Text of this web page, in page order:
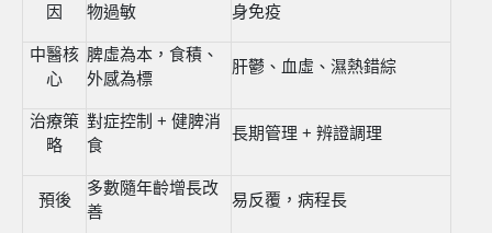
因
物過敏
身免疫
中醫核
心
脾虛為本，食積、
外感為標
肝鬱、血虛、濕熱錯綜
治療策
略
對症控制 + 健脾消
食
長期管理 + 辨證調理
預後
多數隨年齡增長改
善
易反覆，病程長